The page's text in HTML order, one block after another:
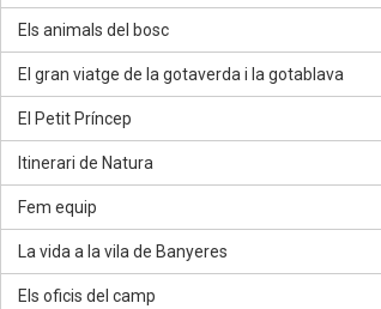
Els animals del bosc
El gran viatge de la gotaverda i la gotablava
El Petit Príncep
Itinerari de Natura
Fem equip
La vida a la vila de Banyeres
Els oficis del camp